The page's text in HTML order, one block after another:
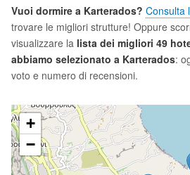
Vuoi dormire a Karterados? Consulta
trovare le migliori strutture! Oppure
visualizzare la lista dei migliori 49
abbiamo selezionato a Karterados:
voto e numero di recensioni.
+
−